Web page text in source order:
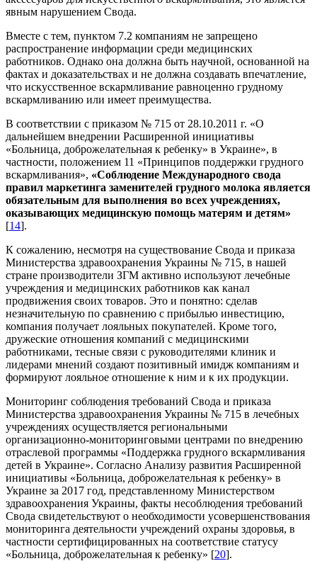
явным нарушением Свода.
Вместе с тем, пунктом 7.2 компаниям не запрещено
распространение информации среди медицинских
работников. Однако она должна быть научной, основанной на
фактах и доказательствах и не должна создавать впечатление,
что искусственное вскармливание равноценно грудному
вскармливанию или имеет преимущества.
В соответствии с приказом № 715 от 28.10.2011 г. «О
дальнейшем внедрении Расширенной инициативы
«Больница, доброжелательная к ребенку» в Украине», в
частности, положением 11 «Принципов поддержки грудного
вскармливания», «Соблюдение Международного свода
правил маркетинга заменителей грудного молока является
обязательным для выполнения во всех учреждениях,
оказывающих медицинскую помощь матерям и детям»
[14].
К сожалению, несмотря на существование Свода и приказа
Министерства здравоохранения Украины № 715, в нашей
стране производители ЗГМ активно используют лечебные
учреждения и медицинских работников как канал
продвижения своих товаров. Это и понятно: сделав
незначительную по сравнению с прибылью инвестицию,
компания получает лояльных покупателей. Кроме того,
дружеские отношения компаний с медицинскими
работниками, тесные связи с руководителями клиник и
лидерами мнений создают позитивный имидж компаниям и
формируют лояльное отношение к ним и к их продукции.
Мониторинг соблюдения требований Свода и приказа
Министерства здравоохранения Украины № 715 в лечебных
учреждениях осуществляется региональными
организационно-мониторинговыми центрами по внедрению
отраслевой программы «Поддержка грудного вскармливания
детей в Украине». Согласно Анализу развития Расширенной
инициативы «Больница, доброжелательная к ребенку» в
Украине за 2017 год, представленному Министерством
здравоохранения Украины, факты несоблюдения требований
Свода свидетельствуют о необходимости усовершенствования
мониторинга деятельности учреждений охраны здоровья, в
частности сертифицированных на соответствие статусу
«Больница, доброжелательная к ребенку» [20].